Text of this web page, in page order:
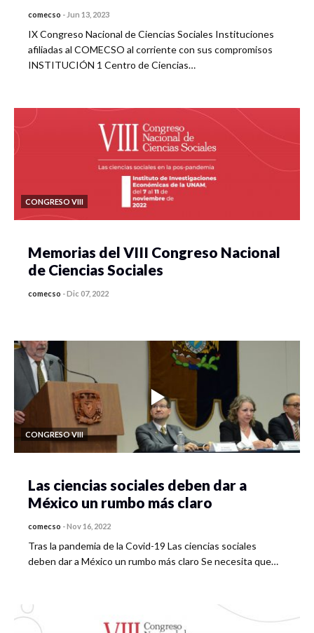
comecso - Jun 13, 2023
IX Congreso Nacional de Ciencias Sociales Instituciones
afiliadas al COMECSO al corriente con sus compromisos
INSTITUCIÓN 1 Centro de Ciencias…
CONGRESO VIII
Memorias del VIII Congreso Nacional
de Ciencias Sociales
comecso -Dic 07, 2022
CONGRESO VIII
Las ciencias sociales deben dar a
México un rumbo más claro
comecso -Nov 16, 2022
Tras la pandemia de la Covid-19 Las ciencias sociales
deben dar a México un rumbo más claro Se necesita que…